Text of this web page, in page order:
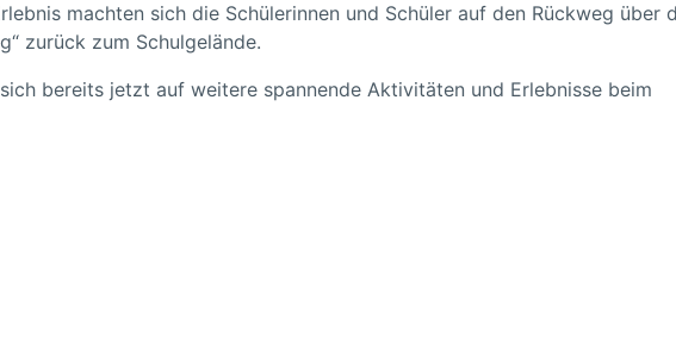
machten sich die Schülerinnen und Schüler auf den Rückweg über
zurück zum Schulgelände.
bereits jetzt auf weitere spannende Aktivitäten und Erlebnisse beim